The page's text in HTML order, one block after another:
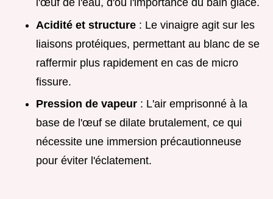
l'œuf de l'eau, d'où l'importance du bain glacé.
Acidité et structure : Le vinaigre agit sur les
liaisons protéiques, permettant au blanc de se
raffermir plus rapidement en cas de micro
fissure.
Pression de vapeur : L'air emprisonné à la
base de l'œuf se dilate brutalement, ce qui
nécessite une immersion précautionneuse
pour éviter l'éclatement.